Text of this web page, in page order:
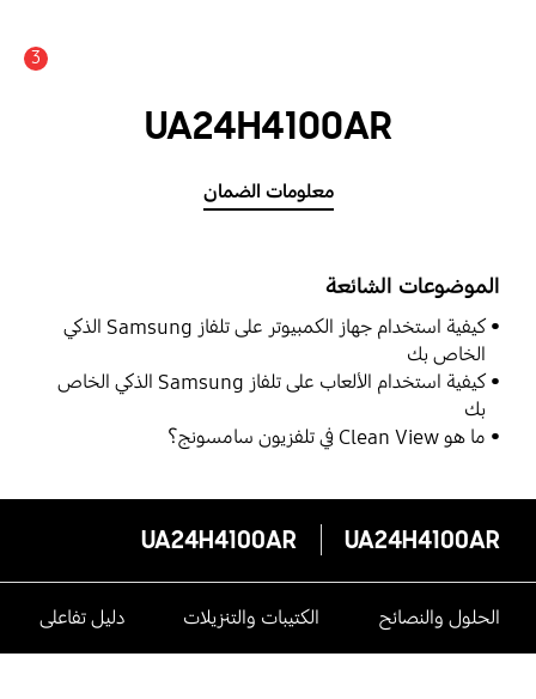
3
UA24H4100AR
معلومات الضمان
الموضوعات الشائعة
كيفية استخدام جهاز الكمبيوتر على تلفاز Samsung الذكي
الخاص بك
كيفية استخدام الألعاب على تلفاز Samsung الذكي الخاص
بك
ما هو Clean View في تلفزيون سامسونج؟
UA24H4100AR
UA24H4100AR
الحلول والنصائح الكتيبات والتنزيلات دليل تفاعلى